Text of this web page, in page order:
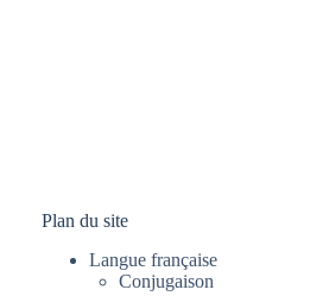
Plan du site
Langue française
Conjugaison